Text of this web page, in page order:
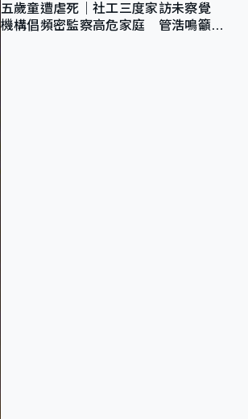
五歲童遭虐死｜社工三度家訪未察覺
機構倡頻密監察高危家庭 管浩鳴籲加